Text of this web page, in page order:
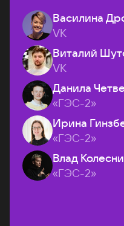
Василина
VK
Виталий
VK
Данила
«ГЭС-2»
Ирина
«ГЭС-2»
Влад
«ГЭС-2»